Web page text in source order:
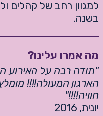
בשנה.
מה אמרו עלינו?
"תודה רבה על האירוע
הארגון המעולה!!!!
חוויה!!!!"
יונית, 2016